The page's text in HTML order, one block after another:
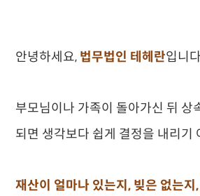
안녕하세요, 법무법인 테헤란입니
부모님이나 가족이 돌아가신 뒤 상
되면 생각보다 쉽게 결정을 내리기
재산이 얼마나 있는지, 빚은 없는지